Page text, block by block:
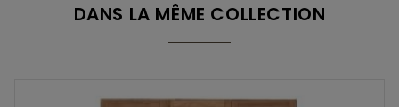
DANS LA MÊME COLLECTION